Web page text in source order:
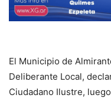
El Municipio de
Deliberante Local,
Ciudadano Ilustre,